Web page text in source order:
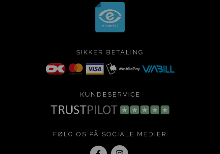
SIKKER BETALING
KUNDESERVICE
FØLG OS PÅ SOCIALE MEDIER